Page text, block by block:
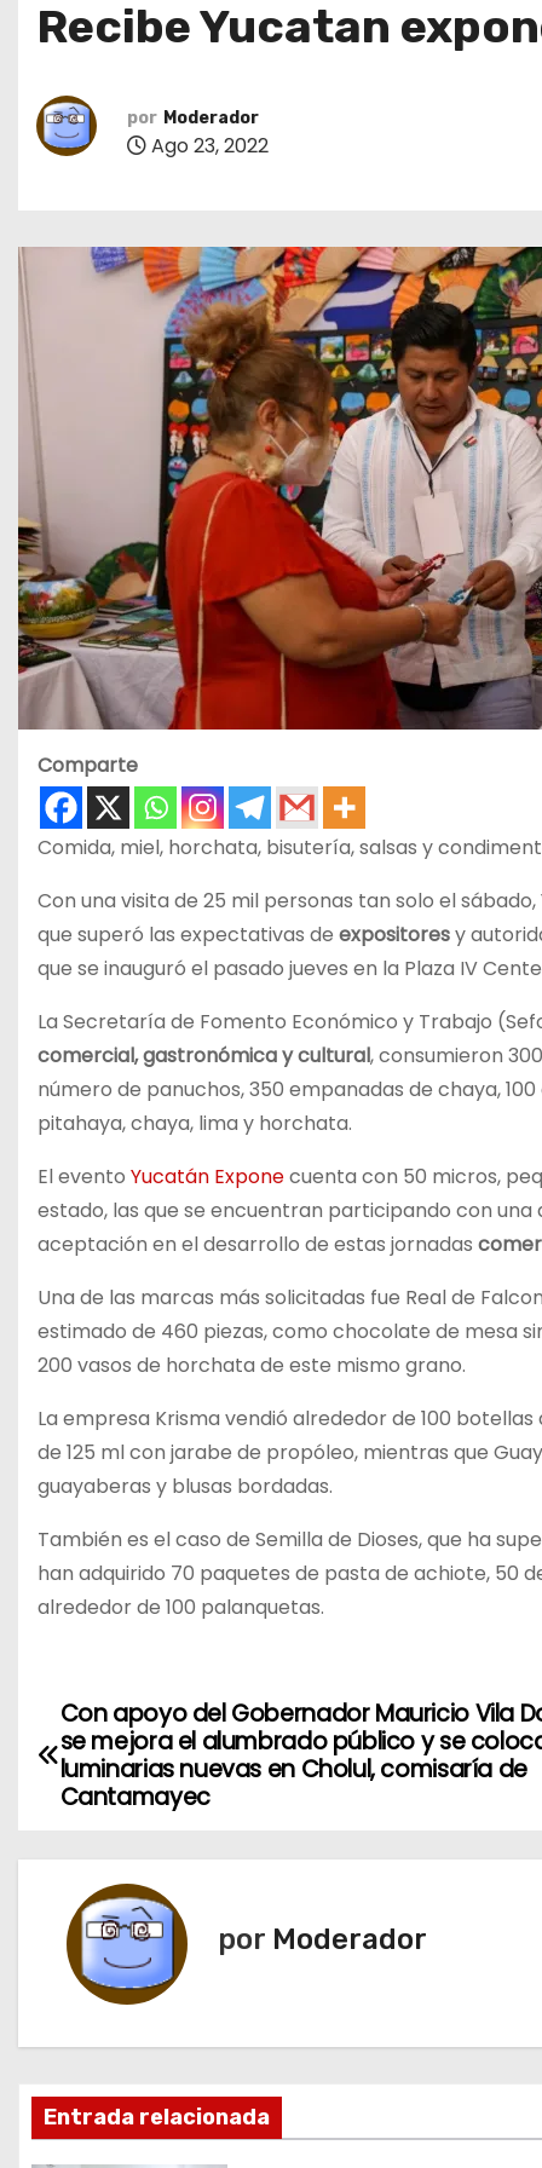
Recibe Yucatan
por Moderador
Ago 23, 2022
Comparte
Comida, miel, horchata, bisutería, salsas y
Con una visita de 25 mil personas tan solo el
que superó las expectativas de expositoresy
que se inauguró el pasado jueves en la Plaza IV
La Secretaría de Fomento Económico y Trabajo
comercial, gastronómica y cultural, consumieron
número de panuchos, 350 empanadas de chaya,
pitahaya, chaya, lima y horchata.
El evento Yucatán Exponecuenta con 50 micros,
estado, las que se encuentran participando con
aceptación en el desarrollo de estas jornadas
Una de las marcas más solicitadas fue Real de
estimado de 460 piezas, como chocolate de mesa
200 vasos de horchata de este mismo grano.
La empresa Krisma vendió alrededor de 100
de 125 ml con jarabe de propóleo, mientras que
guayaberas y blusas bordadas.
También es el caso de Semilla de Dioses, que ha
han adquirido 70 paquetes de pasta de achiote, 50
alrededor de 100 palanquetas.
N
a
ó
Con apoyo del Gobernador Mauricio Vila
se mejora el alumbrado público y se
luminarias nuevas en Cholul, comisaría de
Cantamayec
por Moderador
Entrada relacionada